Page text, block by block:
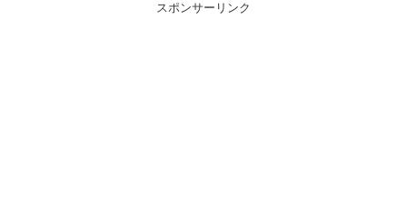
スポンサーリンク